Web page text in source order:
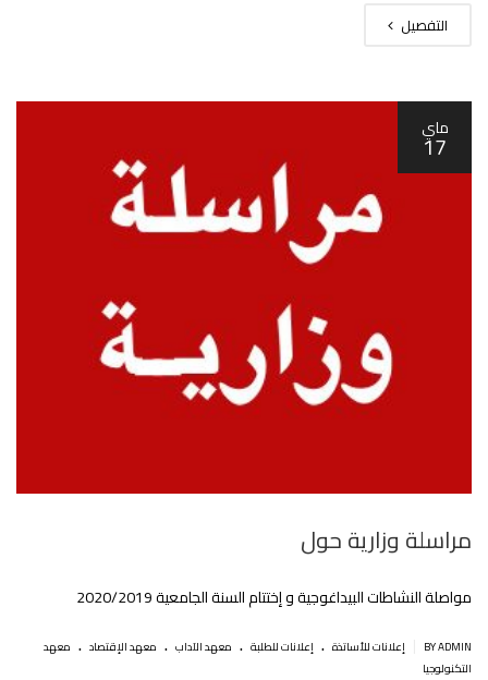
التفصيل
ماي
17
مراسلة وزارية حول
مواصلة النشاطات البيداغوجية و إختتام السنة الجامعية 2020/2019
BY ADMIN إعلانات للأساتذة . إعلانات للطلبة . معهد الآداب . معهد الإقتصاد . معهد
التكنولوجيا